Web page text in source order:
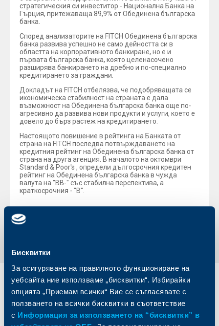
Бисквитки
За осигуряване на правилното функциониране на
уебсайта ние използваме „бисквитки“. Избирайки
опцията „Приемам всички“ Вие се съгласявате с
ползването на всички бисквитки в съответствие
с Информация за използването на “бисквитки” в
стратегическия си инвеститор - Национална Банка на
Гърция, притежаваща 89,9% от Обединена българска
банка.
Според анализаторите на FITCH Обединена българска
банка развива успешно не само дейността си в
областта на корпоративното банкиране, но е и
първата българска банка, която целенасочено
разширява банкирането на дребно и по-специално
кредитирането за граждани.
Докладът на FITCH отбелязва, че подобряващата се
икономическа стабилност на страната е дала
възможност на Обединена българска банка още по-
агресивно да развива нови продукти и услуги, което е
довело до бърз растеж на кредитирането.
Настоящото повишение в рейтинга на Банката от
страна на FITCH последва потвърждаването на
кредитния рейтинг на Обединена българска банка от
страна на друга агенция. В началото на октомври
Standard & Poor's , определи дългосрочния кредитен
рейтинг на Обединена българска банка в чужда
валута на "ВВ-" със стабилна перспектива, а
краткосрочния - "В".
Индивидуални
клиенти
Карти
Бизнес
клиенти
Кредитиране